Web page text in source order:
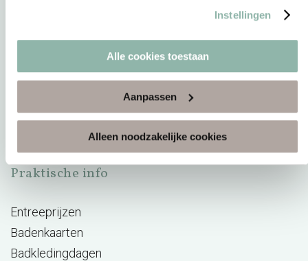
Instellingen
Alle cookies toestaan
Aanpassen
Alleen noodzakelijke cookies
Arrangementen
BeWellness
Massage opleidingen
Wellness Giftcard
Aufguss Challenge
Praktische info
Entreeprijzen
Badenkaarten
Badkledingdagen